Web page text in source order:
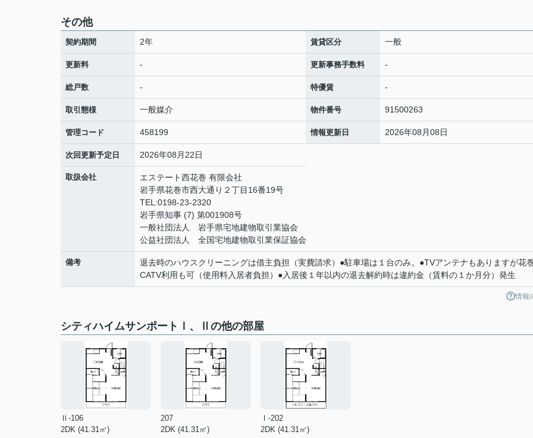
その他
契約期間 2年 賃貸区分 一般
更新料 - 更新事務手数料 -
総戸数 - 特優賃 -
取引態様 一般媒介 物件番号 91500263
管理コード 458199 情報更新日 2026年08月08日
次回更新予定日 2026年08月22日
取扱会社
エステート西花巻 有限会社
岩手県花巻市西大通り２丁目16番19号
TEL:0198-23-2320
岩手県知事 (7) 第001908号
一般社団法人 岩手県宅地建物取引業協会
公益社団法人 全国宅地建物取引業保証協会
備考
退去時のハウスクリーニングは借主負担（実費請求）●駐車場は１台のみ。●TVアンテナもありますが花
CATV利用も可（使用料入居者負担）●入居後１年以内の退去解約時は違約金（賃料の１か月分）発生
情報
シティハイムサンポートⅠ、Ⅱの他の部屋
Ⅱ-106
2DK (41.31㎡)
207
2DK (41.31㎡)
Ⅰ-202
2DK (41.31㎡)